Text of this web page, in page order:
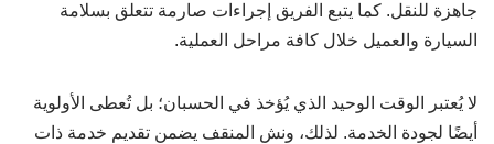
جاهزة للنقل. كما يتبع الفريق إجراءات صارمة تتعلق بسلامة
السيارة والعميل خلال كافة مراحل العملية.
لا يُعتبر الوقت الوحيد الذي يُؤخذ في الحسبان؛ بل تُعطى الأولوية
أيضًا لجودة الخدمة. لذلك، ونش المنقف يضمن تقديم خدمة ذات